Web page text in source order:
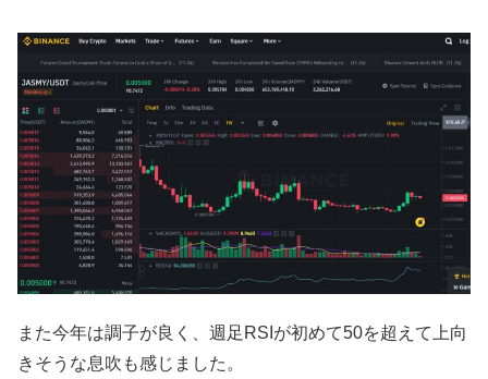
また今年は調子が良く、週足RSIが初めて50を超えて上向
きそうな息吹も感じました。